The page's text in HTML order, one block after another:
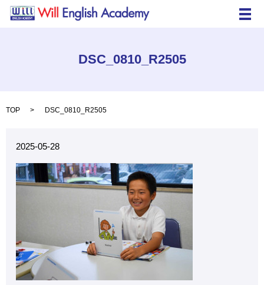
メ
DSC_0810_R2505
TOP DSC_0810_R2505
2025-05-28